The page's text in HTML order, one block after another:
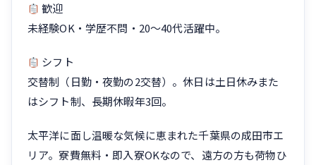
歓迎
未経験OK・学歴不問・20〜40代活躍中。
シフト
交替制（日勤・夜勤の2交替）。休日は土日休みまた
はシフト制、長期休暇年3回。
太平洋に面し温暖な気候に恵まれた千葉県の成田市エ
リア。寮費無料・即入寮OKなので、遠方の方も荷物ひ